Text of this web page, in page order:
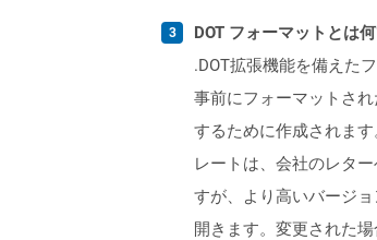
DOT フォーマットとは
.DOT拡張機能を備えた
事前にフォーマットさ
するために作成されま
レートは、会社のレタ
すが、より高いバージ
開きます。変更された